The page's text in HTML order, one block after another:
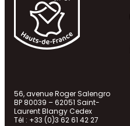
56, avenue Roger Salengro
BP 80039 – 62051 Saint-
Laurent Blangy Cedex
Tél : +33 (0)3 62 61 42 27